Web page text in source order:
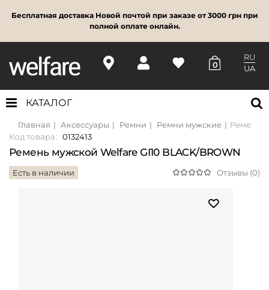
Бесплатная доставка Новой почтой при заказе от 3000 грн при
полной оплате онлайн.
0
RU
UA
КАТАЛОГ
Главная Аксессуары Ремни Ремни мужские
Ремень
Код товара: 0132413
Ремень мужской Welfare GI10 BLACK/BROWN
Есть в наличии Отзывы (0)